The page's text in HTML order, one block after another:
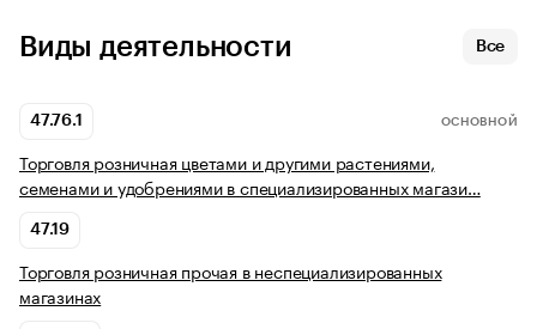
Виды деятельности Все
47.76.1 ОСНОВНОЙ
Торговля розничная цветами и другими растениями,
семенами и удобрениями в специализированных магази…
47.19
Торговля розничная прочая в неспециализированных
магазинах